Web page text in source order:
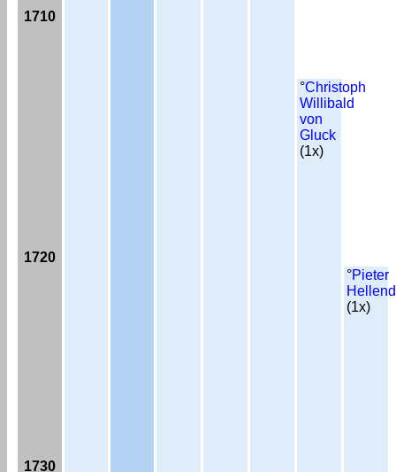
1710
°Christoph
Willibald
von
Gluck
(1x)
1720
°Pieter
(1x)
1730